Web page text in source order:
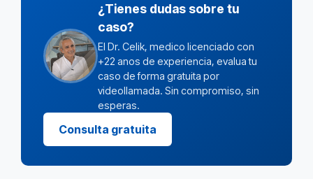
¿Tienes dudas sobre tu
caso?
El Dr. Celik, medico licenciado con
+22 anos de experiencia, evalua tu
caso de forma gratuita por
videollamada. Sin compromiso, sin
esperas.
Consulta gratuita